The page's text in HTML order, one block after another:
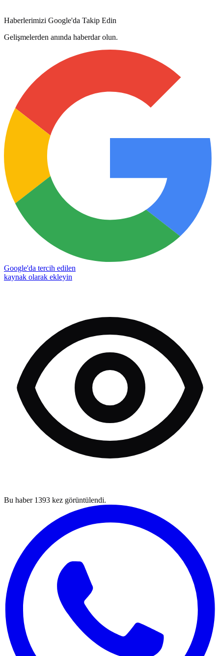
Haberlerimizi Google'da Takip Edin
Gelişmelerden anında haberdar olun.
Google'da tercih edilen
kaynak olarak ekleyin
Bu haber 1393 kez görüntülendi.